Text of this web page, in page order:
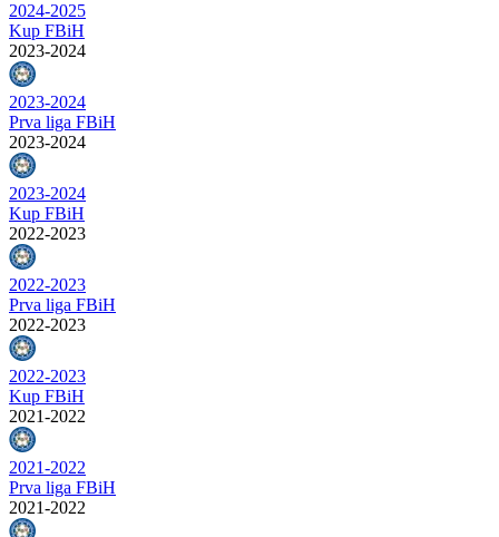
2024-2025
Kup FBiH
2023-2024
2023-2024
Prva liga FBiH
2023-2024
2023-2024
Kup FBiH
2022-2023
2022-2023
Prva liga FBiH
2022-2023
2022-2023
Kup FBiH
2021-2022
2021-2022
Prva liga FBiH
2021-2022